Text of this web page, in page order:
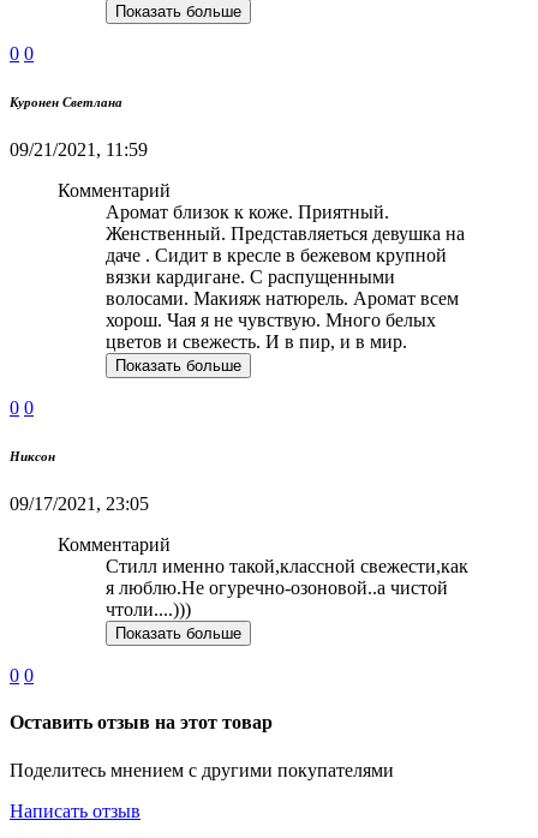
Показать больше
0 0
Куронен Светлана
09/21/2021, 11:59
Комментарий
Аромат близок к коже. Приятный.
Женственный. Представляеться девушка на
даче . Сидит в кресле в бежевом крупной
вязки кардигане. С распущенными
волосами. Макияж натюрель. Аромат всем
хорош. Чая я не чувствую. Много белых
цветов и свежесть. И в пир, и в мир.
Показать больше
0 0
Никсон
09/17/2021, 23:05
Комментарий
Стилл именно такой,классной свежести,как
я люблю.Не огуречно-озоновой..а чистой
чтоли....)))
Показать больше
0 0
Оставить отзыв на этот товар
Поделитесь мнением с другими покупателями
Написать отзыв